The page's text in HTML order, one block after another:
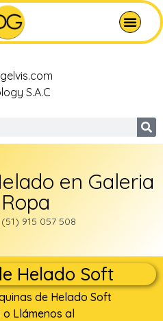
S.A.C
en Galeria
915 057 508
Helado Soft
de Helado Soft
o Llámenos al